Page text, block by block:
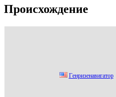
Происхождение
Гeнpизeнавигатop